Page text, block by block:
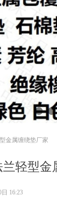
兰轻型金
金属缠绕垫厂家
16:23